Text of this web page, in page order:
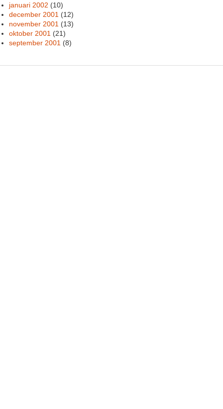
januari 2002 (10)
december 2001 (12)
november 2001 (13)
oktober 2001 (21)
september 2001 (8)